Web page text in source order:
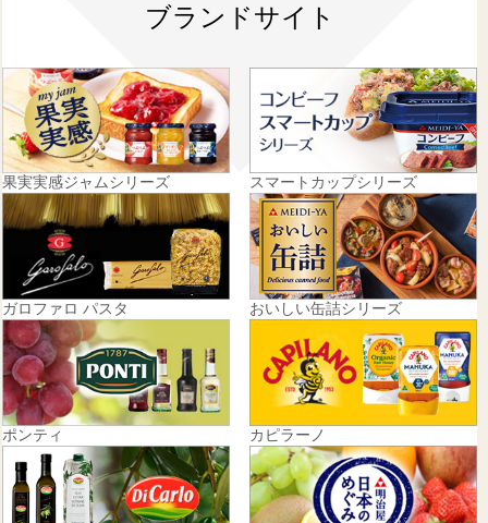
ブランドサイト
果実実感ジャムシリーズ スマートカップシリーズ
ガロファロ パスタ おいしい缶詰シリーズ
ポンティ カピラーノ